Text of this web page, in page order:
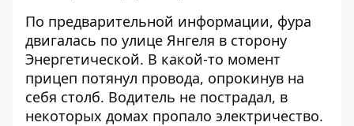
По предварительной информации, фура
двигалась по улице Янгеля в сторону
Энергетической. В какой-то момент
прицеп потянул провода, опрокинув на
себя столб. Водитель не пострадал, в
некоторых домах пропало электричество.